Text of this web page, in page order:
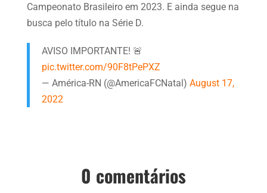
Campeonato Brasileiro em 2023. E ainda segue na
busca pelo título na Série D.
AVISO IMPORTANTE! 🚨
pic.twitter.com/90F8tPePXZ
— América-RN (@AmericaFCNatal) August 17,
2022
0 comentários